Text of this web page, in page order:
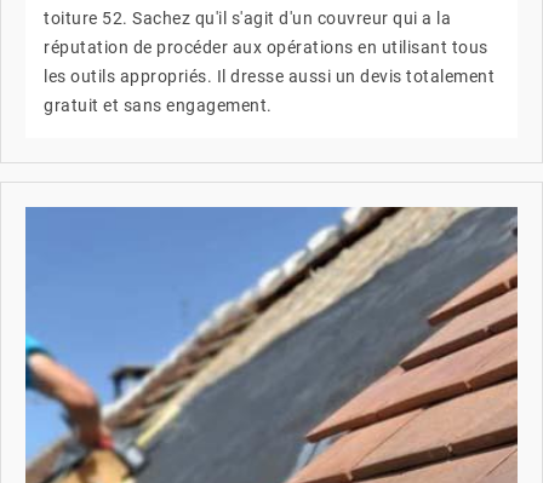
toiture 52. Sachez qu'il s'agit d'un couvreur qui a la
réputation de procéder aux opérations en utilisant tous
les outils appropriés. Il dresse aussi un devis totalement
gratuit et sans engagement.